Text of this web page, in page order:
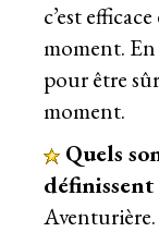
c’est
moment.
pour être
moment.
Quels
définissent